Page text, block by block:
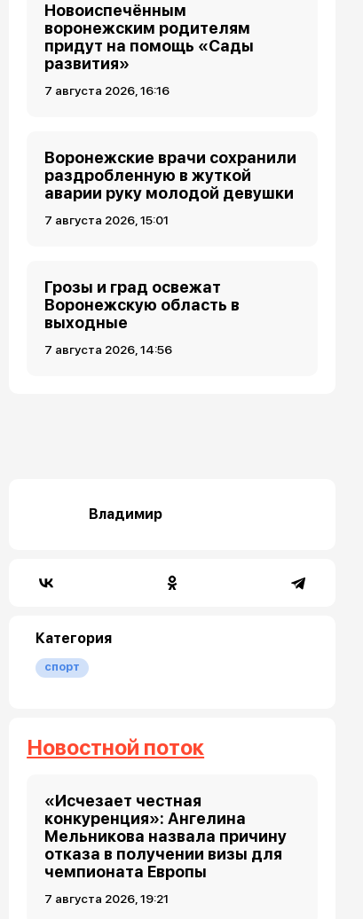
Новоиспечённым
воронежским родителям
придут на помощь «Сады
развития»
7 августа 2026, 16:16
Воронежские врачи сохранили
раздробленную в жуткой
аварии руку молодой девушки
7 августа 2026, 15:01
Грозы и град освежат
Воронежскую область в
выходные
7 августа 2026, 14:56
Владимир
Категория
спорт
Новостной поток
«Исчезает честная
конкуренция»: Ангелина
Мельникова назвала причину
отказа в получении визы для
чемпионата Европы
7 августа 2026, 19:21